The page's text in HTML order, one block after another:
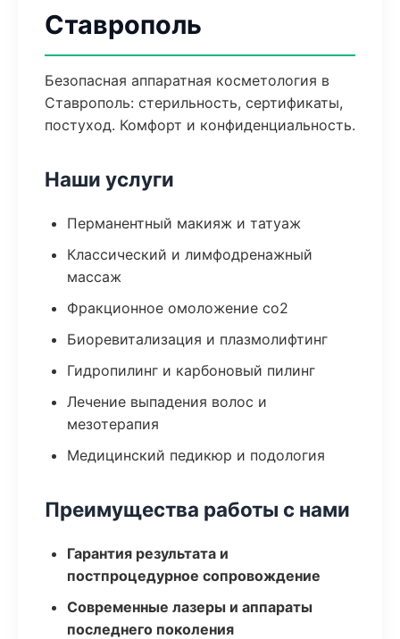
Ставрополь
Безопасная аппаратная косметология в
Ставрополь: стерильность, сертификаты,
постуход. Комфорт и конфиденциальность.
Наши услуги
Перманентный макияж и татуаж
Классический и лимфодренажный
массаж
Фракционное омоложение co2
Биоревитализация и плазмолифтинг
Гидропилинг и карбоновый пилинг
Лечение выпадения волос и
мезотерапия
Медицинский педикюр и подология
Преимущества работы с нами
Гарантия результата и
постпроцедурное сопровождение
Современные лазеры и аппараты
последнего поколения